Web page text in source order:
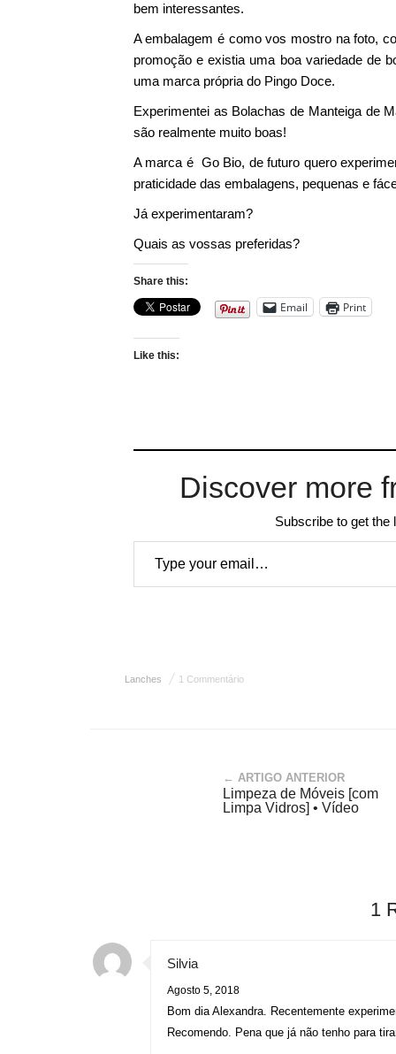
bem interessantes.
A embalagem é como vos mostro na foto,
promoção e existia uma boa variedade de
uma marca própria do Pingo Doce.
Experimentei as Bolachas de Manteiga de
são realmente muito boas!
A marca é Go Bio, de futuro quero
praticidade das embalagens, pequenas e
Já experimentaram?
Quais as vossas preferidas?
Share this:
Email Print
Like this:
Discover more
Subscribe to get the
Type your email…
Lanches 1 Commentário
← ARTIGO ANTERIOR
Limpeza de Móveis [com
Limpa Vidros] • Vídeo
1
Silvia
Agosto 5, 2018
Bom dia Alexandra. Recentemente
Recomendo. Pena que já não tenho para